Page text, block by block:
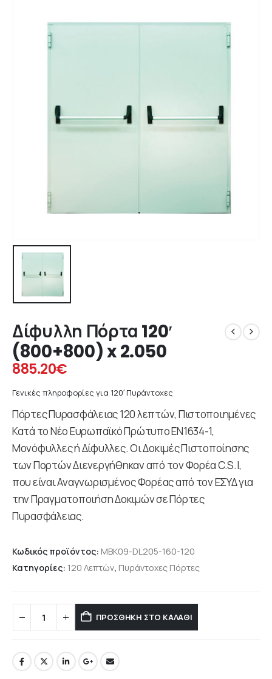
Δίφυλλη Πόρτα 120′
(800+800) x 2.050
885.20€
Γενικές πληροφορίες για 120′ Πυράντοχες
Πόρτες Πυρασφάλειας 120 λεπτών, Πιστοποιημένες
Κατά το Νέο Ευρωπαϊκό Πρώτυπο ΕΝ1634-1,
Μονόφυλλες ή Δίφυλλες. Οι Δοκιμές Πιστοποίησης
των Πορτών Διενεργήθηκαν από τον Φορέα C.S.I,
που είναι Αναγνωρισμένος Φορέας από τον ΕΣΥΔ για
την Πραγματοποιήση Δοκιμών σε Πόρτες
Πυρασφάλειας.
Κωδικός προϊόντος: MBK09-DL205-160-120
Κατηγορίες: 120 Λεπτών, Πυράντοχες Πόρτες
ΠΡΟΣΘΉΚΗ ΣΤΟ ΚΑΛΆΘΙ